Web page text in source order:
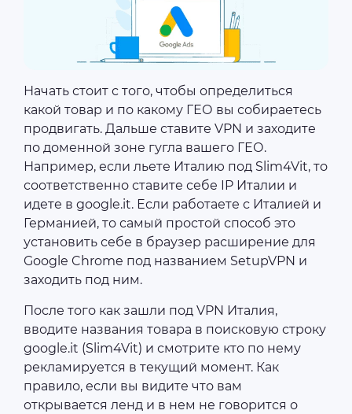
Начать стоит с того, чтобы определиться
какой товар и по какому ГЕО вы собираетесь
продвигать. Дальше ставите VPN и заходите
по доменной зоне гугла вашего ГЕО.
Например, если льете Италию под Slim4Vit, то
соответственно ставите себе IP Италии и
идете в google.it. Если работаете с Италией и
Германией, то самый простой способ это
установить себе в браузер расширение для
Google Chrome под названием SetupVPN и
заходить под ним.
После того как зашли под VPN Италия,
вводите названия товара в поисковую строку
google.it (Slim4Vit) и смотрите кто по нему
рекламируется в текущий момент. Как
правило, если вы видите что вам
открывается ленд и в нем не говорится о